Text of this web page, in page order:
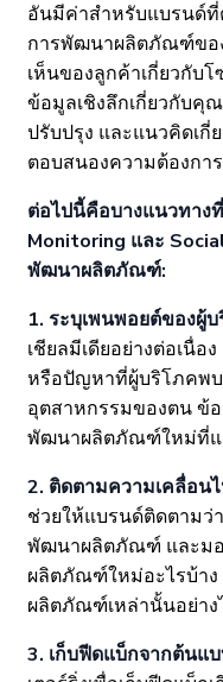
อันมีค่าสำหรับแบรนด์ที่
การพัฒนาผลิตภัณฑ์ขอ
เห็นของลูกค้าเกี่ยวกับโ
ข้อมูลเชิงลึกเกี่ยวกับ
ปรับปรุง และแนวคิดเ
ตอบสนองความต้องกา
ต่อไปนี้คือบางแนวทาง
Monitoring และ
พัฒนาผลิตภัณฑ์:
1. ระบุเพนพอยต์ของผู้
เชียลมีเดียอย่างต่อเนื่อ
หรือปัญหาที่ผู้บริโภคพ
อุตสาหกรรมของตน ข้
พัฒนาผลิตภัณฑ์ใหม่ที่แ
2. ติดตามความเคลื่อน
ช่วยให้แบรนด์ติดตามว่
พัฒนาผลิตภัณฑ์ และมอ
ผลิตภัณฑ์ใหม่อะไรบ้า
ผลิตภัณฑ์เหล่านั้นอย่าง
3. เก็บฟีดแบ็กจากต้นแ